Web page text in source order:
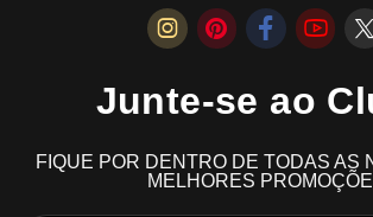
Junte-se ao
FIQUE POR DENTRO DE TODAS AS
MELHORES